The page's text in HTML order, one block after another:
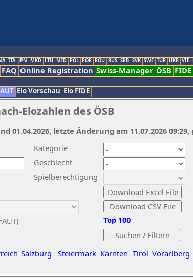
ITA JPN MKD LTU NED POL POR ROU RUS SRB SVK SWE TUR UKR VIE
FAQ Online Registration Swiss-Manager ÖSB FIDE
Elo Vorschau Elo FIDE
Elozahlen des ÖSB
Kategorie
Geschlecht
Spielberechtigung
Salzburg Steiermark Kärnten Tirol Vorarlberg
Top 100
01.04.2026, letzte Änderung am 11.07.2026